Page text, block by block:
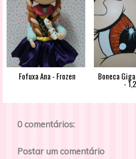
Fofuxa Ana - Frozen Boneca
-
0 comentários:
Postar um comentário